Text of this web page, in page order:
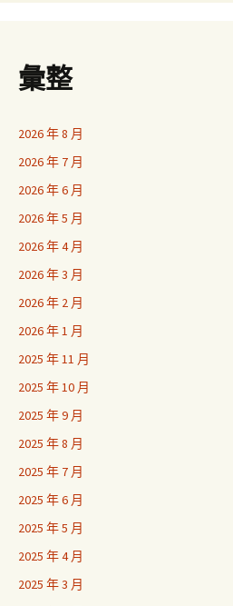
彙整
2026 年 8 月
2026 年 7 月
2026 年 6 月
2026 年 5 月
2026 年 4 月
2026 年 3 月
2026 年 2 月
2026 年 1 月
2025 年 11 月
2025 年 10 月
2025 年 9 月
2025 年 8 月
2025 年 7 月
2025 年 6 月
2025 年 5 月
2025 年 4 月
2025 年 3 月